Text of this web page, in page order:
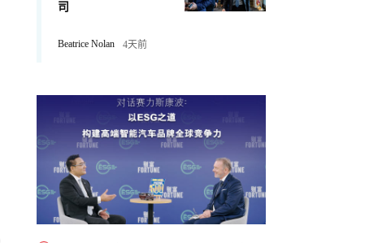
司
Beatrice Nolan 4天前